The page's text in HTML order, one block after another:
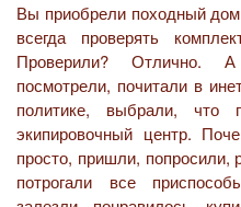
Вы приобрели походный
всегда проверять
Проверили? Отлично.
посмотрели, почитали в
политике, выбрали, что
экипировочный центр.
просто, пришли, попросили,
потрогали все